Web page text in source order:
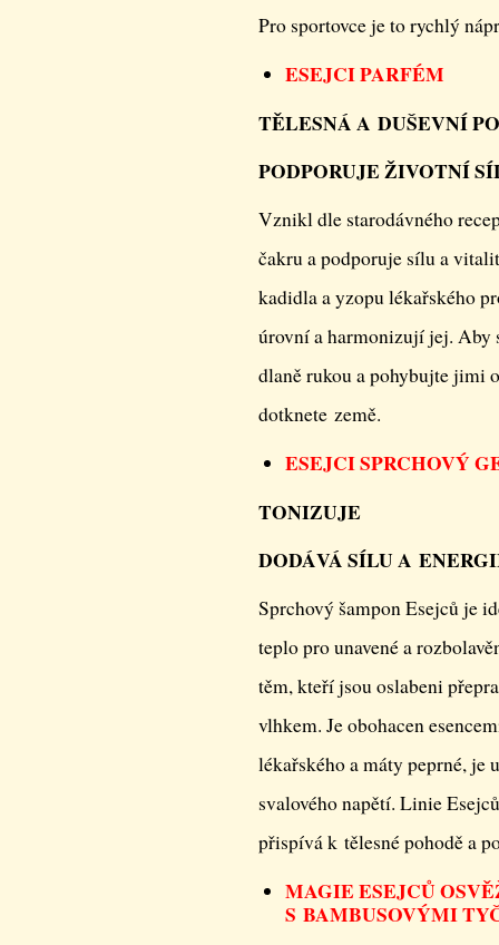
Pro sportovce je to rychlý
ESEJCI PARFÉM
TĚLESNÁ A DUŠEVNÍ
PODPORUJE ŽIVOTNÍ
Vznikl dle starodávného
čakru a podporuje sílu a
kadidla a yzopu lékařského
úrovní a harmonizují jej. Aby
dlaně rukou a pohybujte jimi
dotknete země.
ESEJCI SPRCHOVÝ
TONIZUJE
DODÁVÁ SÍLU A
Sprchový šampon Esejců je
teplo pro unavené a
těm, kteří jsou oslabeni
vlhkem. Je obohacen
lékařského a máty peprné, je
svalového napětí. Linie
přispívá k tělesné pohodě a
MAGIE ESEJCŮ
S BAMBUSOVÝMI